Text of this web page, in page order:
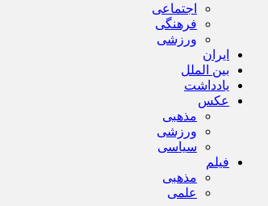
اجتماعی
فرهنگی
ورزشی
ایران
بین الملل
یادداشت
عکس
مذهبی
ورزشی
سیاسی
فیلم
مذهبی
علمی